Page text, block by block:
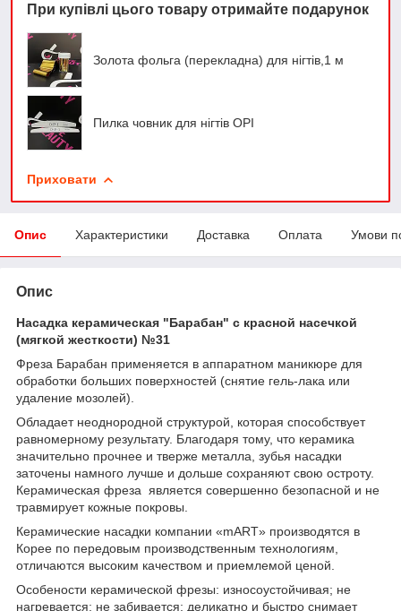
При купівлі цього товару отримайте подарунок
Золота фольга (перекладна) для нігтів,1 м
Пилка човник для нігтів OPI
Приховати
Опис Характеристики Доставка Оплата Умови
Опис
Насадка керамическая "Барабан" с красной насечкой
(мягкой жесткости) №31
Фреза Барабан применяется в аппаратном маникюре для
обработки больших поверхностей (снятие гель-лака или
удаление мозолей).
Обладает неоднородной структурой, которая способствует
равномерному результату. Благодаря тому, что керамика
значительно прочнее и тверже металла, зубья насадки
заточены намного лучше и дольше сохраняют свою остроту.
Керамическая фреза является совершенно безопасной и не
травмирует кожные покровы.
Керамические насадки компании «mART» производятся в
Корее по передовым производственным технологиям,
отличаются высоким качеством и приемлемой ценой.
Особености керамической фрезы: износоустойчивая; не
нагревается; не забивается; деликатно и быстро снимает